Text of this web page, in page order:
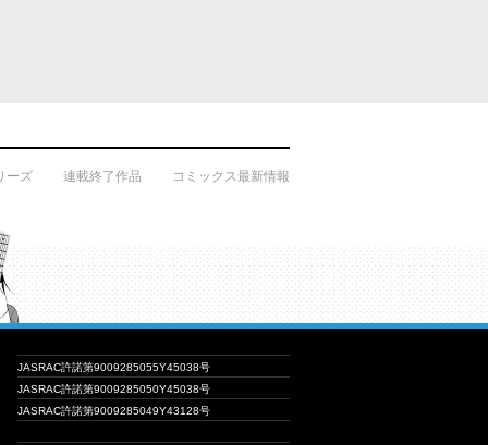
ーズ 連載終了作品 コミックス最新情報
JASRAC許諾第9009285055Y45038号
JASRAC許諾第9009285050Y45038号
JASRAC許諾第9009285049Y43128号